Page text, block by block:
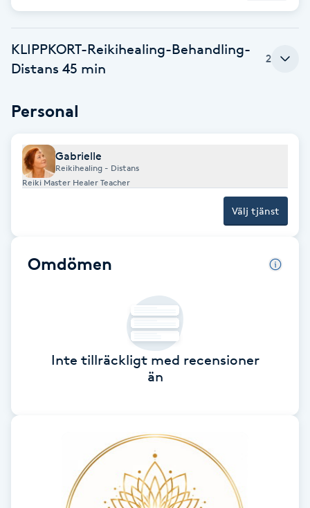
E
Extensions
Extensions borttagning
Fettreducering
KLIPPKORT-Reikihealing-Behandling-
Distans 45 min
2
Personal
Gabrielle
Reikihealing - Distans
Reiki Master Healer Teacher
Välj tjänst
Omdömen
Inte tillräckligt med recensioner
än